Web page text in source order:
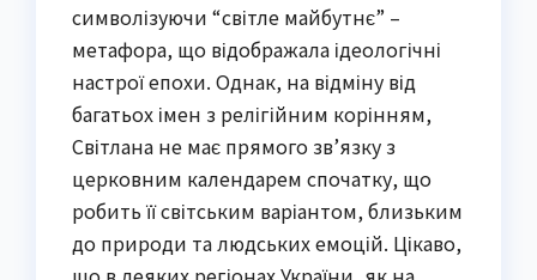
символізуючи “світле майбутнє” –
метафора, що відображала ідеологічні
настрої епохи. Однак, на відміну від
багатьох імен з релігійним корінням,
Світлана не має прямого зв’язку з
церковним календарем спочатку, що
робить її світським варіантом, близьким
до природи та людських емоцій. Цікаво,